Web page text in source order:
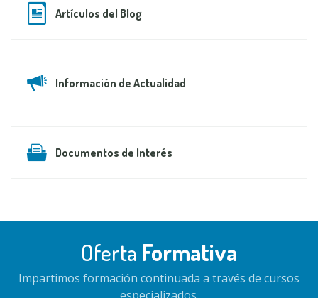
Artículos del Blog
Información de Actualidad
Documentos de Interés
Oferta Formativa
Impartimos formación continuada a través de cursos